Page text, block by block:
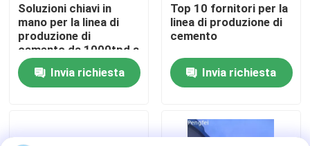
Notizie
linea di produzione del cemento
Attrezzatura di produzione del cemento
Soluzioni chiavi in
mano per la linea di
produzione di
cemento da 1000tpd a
100000tpd
Invia richiesta
Top 10 fornitori per la
linea di produzione di
cemento
Invia richiesta